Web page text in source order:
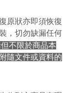
原狀亦即須恢復
，切勿缺漏任何
不限於商品本
隨文件或資料的